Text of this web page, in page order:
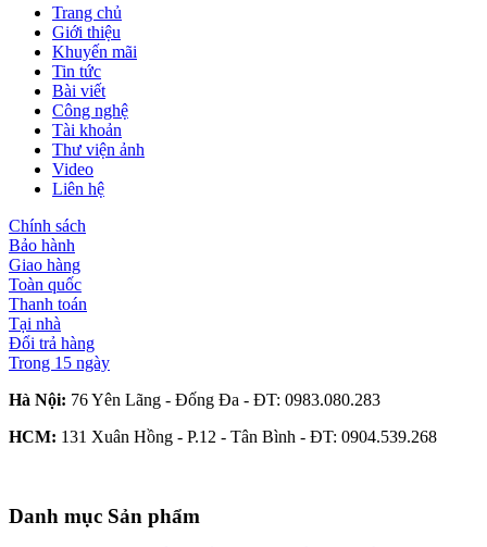
Trang chủ
Giới thiệu
Khuyến mãi
Tin tức
Bài viết
Công nghệ
Tài khoản
Thư viện ảnh
Video
Liên hệ
Chính sách
Bảo hành
Giao hàng
Toàn quốc
Thanh toán
Tại nhà
Đổi trả hàng
Trong 15 ngày
Hà Nội: 76 Yên Lãng - Đống Đa - ĐT: 0983.080.283
HCM: 131 Xuân Hồng - P.12 - Tân Bình - ĐT: 0904.539.268
Danh mục Sản phẩm